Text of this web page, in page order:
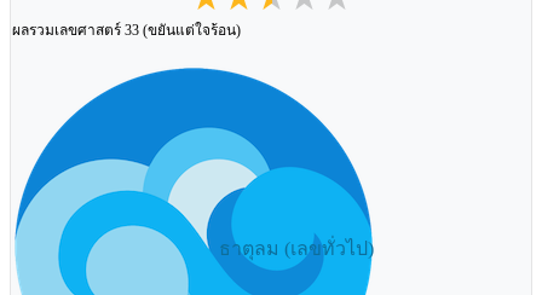
ผลรวมเลขศาสตร์ 33 (ขยันแต่ใจร้อน)
ธาตุลม (เลขทั่วไป)